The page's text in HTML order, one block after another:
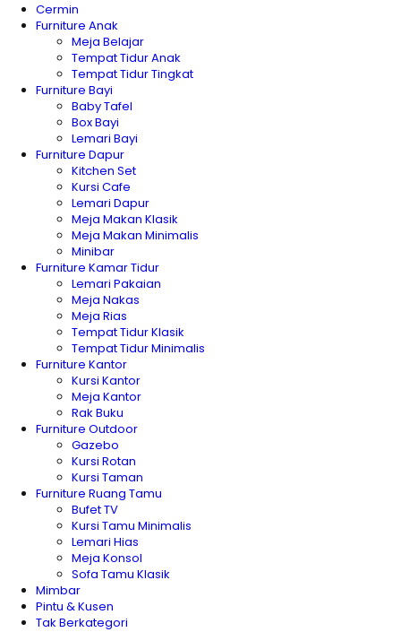
Cermin
Furniture Anak
Meja Belajar
Tempat Tidur Anak
Tempat Tidur Tingkat
Furniture Bayi
Baby Tafel
Box Bayi
Lemari Bayi
Furniture Dapur
Kitchen Set
Kursi Cafe
Lemari Dapur
Meja Makan Klasik
Meja Makan Minimalis
Minibar
Furniture Kamar Tidur
Lemari Pakaian
Meja Nakas
Meja Rias
Tempat Tidur Klasik
Tempat Tidur Minimalis
Furniture Kantor
Kursi Kantor
Meja Kantor
Rak Buku
Furniture Outdoor
Gazebo
Kursi Rotan
Kursi Taman
Furniture Ruang Tamu
Bufet TV
Kursi Tamu Minimalis
Lemari Hias
Meja Konsol
Sofa Tamu Klasik
Mimbar
Pintu & Kusen
Tak Berkategori